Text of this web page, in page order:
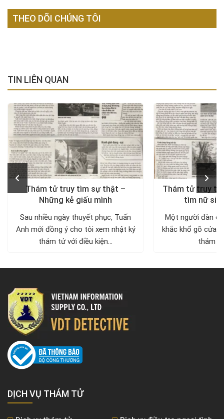
THEO DÕI CHÚNG TÔI
TIN LIÊN QUAN
Thám tử truy tìm sự thật –
Những kẻ giấu mình
Sau nhiều ngày thuyết phục, Tuấn
Anh mới đồng ý cho tôi xem nhật ký
thám tử với điều kiện...
Thám tử truy
tìm nữ
Một người đàn
khắc khổ gõ cửa
thám
DỊCH VỤ THÁM TỬ